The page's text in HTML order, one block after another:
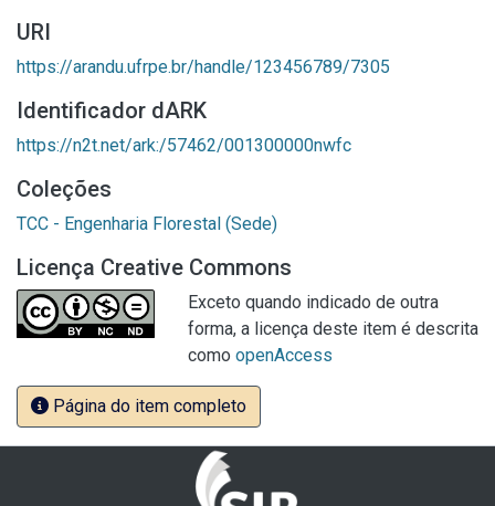
URI
https://arandu.ufrpe.br/handle/123456789/7305
Identificador dARK
https://n2t.net/ark:/57462/001300000nwfc
Coleções
TCC - Engenharia Florestal (Sede)
Licença Creative Commons
Exceto quando indicado de outra
forma, a licença deste item é descrita
como openAccess
Página do item completo